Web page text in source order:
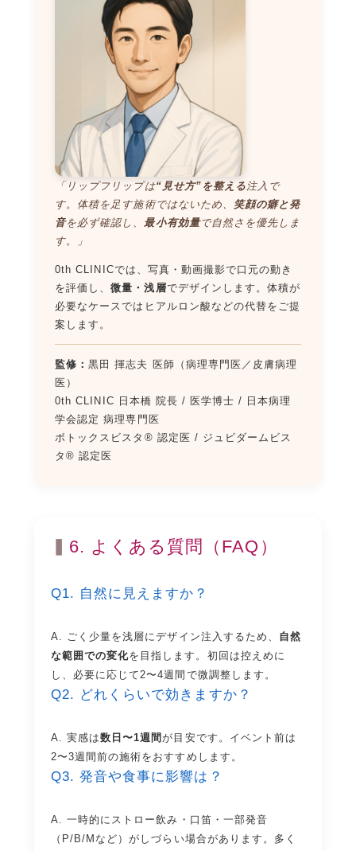
「リップフリップは“見せ方”を整える注入で
す。体積を足す施術ではないため、 笑顔の癖と発
音を必ず確認し、最小有効量で自然さを優先しま
す。」
0th CLINICでは、写真・動画撮影で口元の動き
を評価し、微量・浅層でデザインします。体積が
必要なケースではヒアルロン酸などの代替をご提
案します。
監修：黒田 揮志夫 医師（病理専門医／皮膚病理
医）
0th CLINIC 日本橋 院長 / 医学博士 / 日本病理
学会認定 病理専門医
ボトックスビスタ® 認定医 / ジュビダームビス
タ® 認定医
6. よくある質問（FAQ）
Q1. 自然に見えますか？
A. ごく少量を浅層にデザイン注入するため、 自然
な範囲での変化を目指します。初回は控えめに
し、必要に応じて2〜4週間で微調整します。
Q2. どれくらいで効きますか？
A. 実感は数日〜1週間が目安です。イベント前は
2〜3週間前の施術をおすすめします。
Q3. 発音や食事に影響は？
A. 一時的にストロー飲み・口笛・一部発音
（P/B/Mなど）がしづらい場合があります。多く